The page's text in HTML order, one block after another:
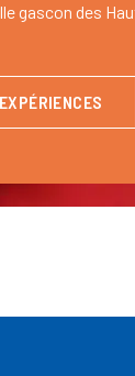
gascon des